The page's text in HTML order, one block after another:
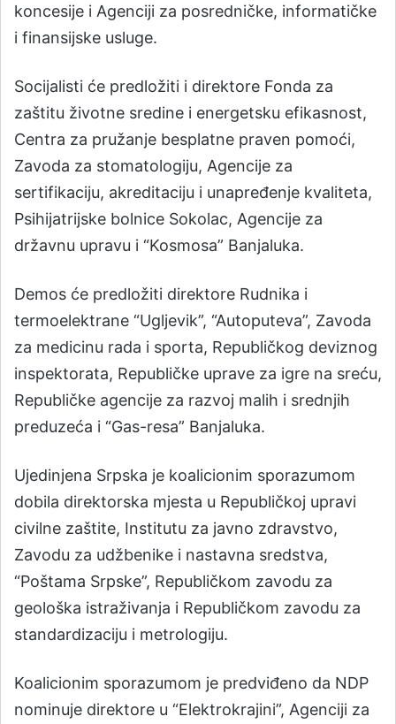
koncesije i Agenciji za posredničke, informatičke
i finansijske usluge.
Socijalisti će predložiti i direktore Fonda za
zaštitu životne sredine i energetsku efikasnost,
Centra za pružanje besplatne praven pomoći,
Zavoda za stomatologiju, Agencije za
sertifikaciju, akreditaciju i unapređenje kvaliteta,
Psihijatrijske bolnice Sokolac, Agencije za
državnu upravu i “Kosmosa” Banjaluka.
Demos će predložiti direktore Rudnika i
termoelektrane “Ugljevik”, “Autoputeva”, Zavoda
za medicinu rada i sporta, Republičkog deviznog
inspektorata, Republičke uprave za igre na sreću,
Republičke agencije za razvoj malih i srednjih
preduzeća i “Gas-resa” Banjaluka.
Ujedinjena Srpska je koalicionim sporazumom
dobila direktorska mjesta u Republičkoj upravi
civilne zaštite, Institutu za javno zdravstvo,
Zavodu za udžbenike i nastavna sredstva,
“Poštama Srpske”, Republičkom zavodu za
geološka istraživanja i Republičkom zavodu za
standardizaciju i metrologiju.
Koalicionim sporazumom je predviđeno da NDP
nominuje direktore u “Elektrokrajini”, Agenciji za